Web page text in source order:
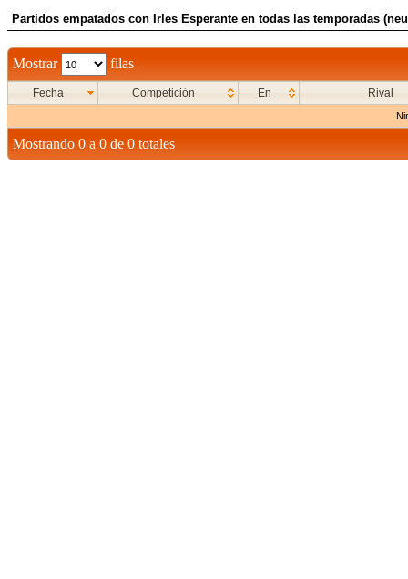
Partidos empatados con Irles Esperante en todas las temporadas
Mostrar filas
Fecha Competición En Rival
Mostrando 0 a 0 de 0 totales